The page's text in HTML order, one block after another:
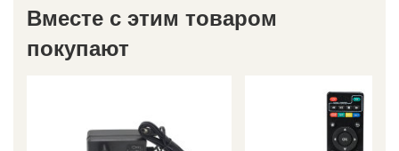
Вместе с этим товаром
покупают